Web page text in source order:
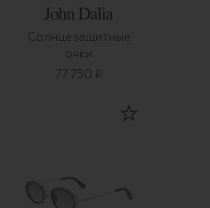
Солнцезащитные
очки
77 750 ₽